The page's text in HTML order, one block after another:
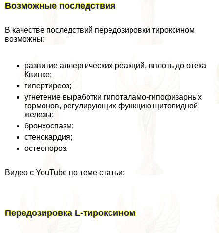
Возможные последствия
В качестве последствий передозировки тироксином
возможны:
развитие аллергических реакций, вплоть до отека
Квинке;
гипертиреоз;
угнетение выработки гипоталамо-гипофизарных
гормонов, регулирующих функцию щитовидной
железы;
бронхоспазм;
стенокардия;
остеопороз.
Видео с YouTube по теме статьи:
Передозировка L-тироксином